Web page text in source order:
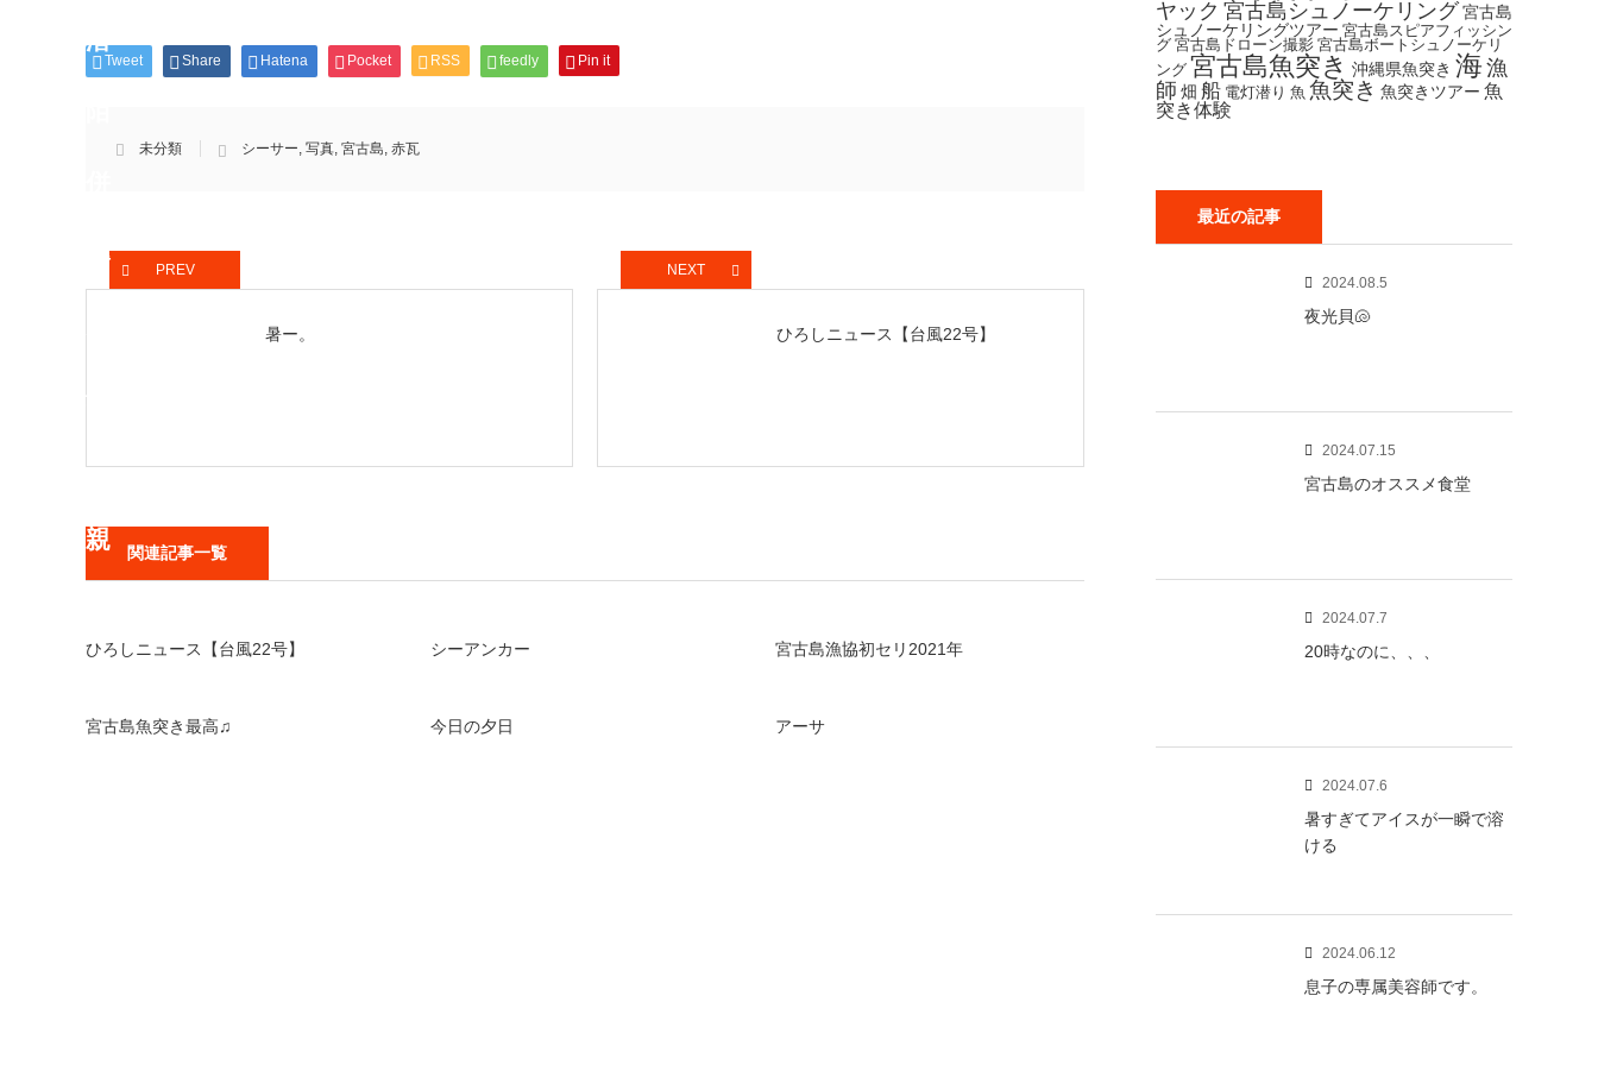
Tweet Share Hatena Pocket RSS feedly Pin it
未分類 シーサー, 写真, 宮古島, 赤瓦
PREV
暑ー。
NEXT
ひろしニュース【台風22号】
関連記事一覧
ひろしニュース【台風22号】 シーアンカー 宮古島漁協初セリ2021年
宮古島魚突き最高♫ 今日の夕日 アーサ
ヤック 宮古島シュノーケリング宮古島
シュノーケリングツアー 宮古島スピアフィッシン
グ 宮古島ドローン撮影 宮古島ボートシュノーケリ
ング 宮古島魚突き 沖縄県魚突き 海 漁
師 畑 船 電灯潜り 魚 魚突き 魚突きツアー 魚
突き体験
最近の記事
2024.08.5
夜光貝🐚‎
2024.07.15
宮古島のオススメ食堂
2024.07.7
20時なのに、、、
2024.07.6
暑すぎてアイスが一瞬で溶
ける
2024.06.12
息子の専属美容師です。